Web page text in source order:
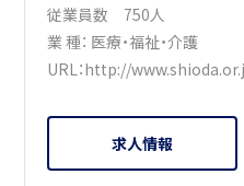
従業員数 750人
業 種： 医療・福祉・介護
URL：http://
求人情報